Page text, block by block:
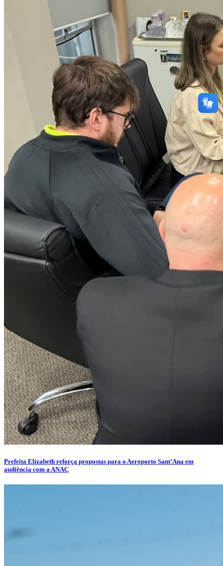
Prefeita Elizabeth reforça propostas para o Aeroporto Sant’Ana em
audiência com a ANAC